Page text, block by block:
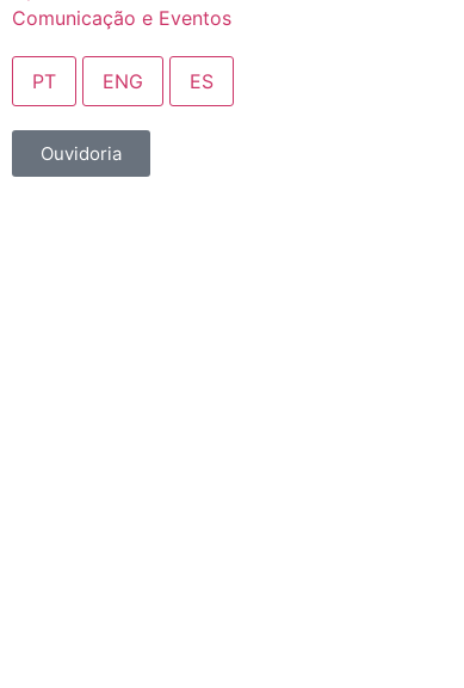
Comunicação e Eventos
PT ENG ES
Ouvidoria